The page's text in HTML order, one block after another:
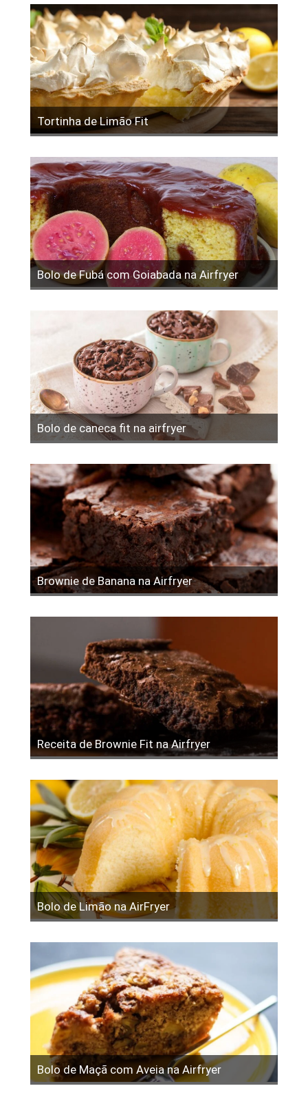
Tortinha de Limão Fit
Bolo de Fubá com Goiabada na Airfryer
Bolo de caneca fit na airfryer
Brownie de Banana na Airfryer
Receita de Brownie Fit na Airfryer
Bolo de Limão na AirFryer
Bolo de Maçã com Aveia na Airfryer